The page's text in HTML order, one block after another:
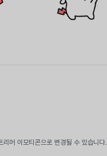
머 이모티콘으로 변경될 수 있습니다.